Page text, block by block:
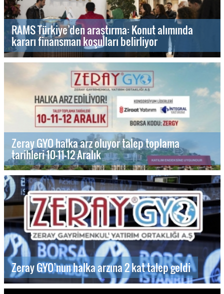
RAMS Türkiye’den araştırma: Konut alımında
kararı finansman koşulları belirliyor
Zeray GYO halka arz oluyor talep toplama
tarihleri 10-11-12 Aralık
Zeray GYO’nun halka arzına 2 kat talep geldi